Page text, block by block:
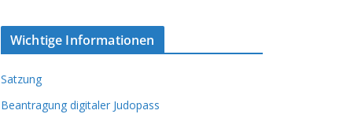
Wichtige Informationen
Satzung
Beantragung digitaler Judopass